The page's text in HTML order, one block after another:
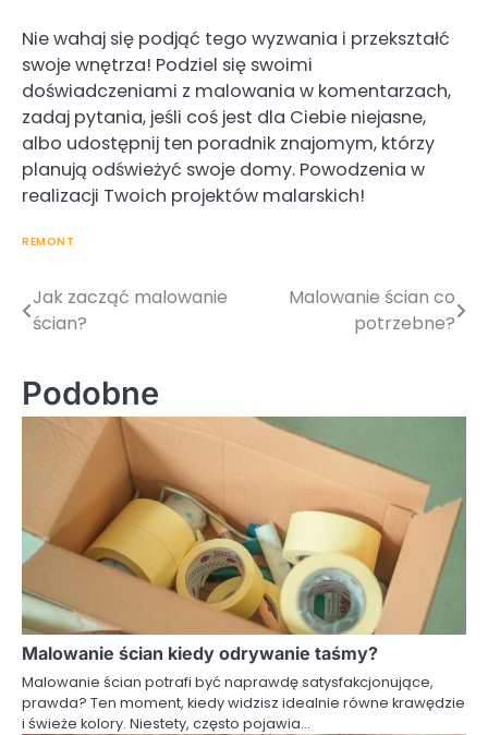
Nie wahaj się podjąć tego wyzwania i przekształć
swoje wnętrza! Podziel się swoimi
doświadczeniami z malowania w komentarzach,
zadaj pytania, jeśli coś jest dla Ciebie niejasne,
albo udostępnij ten poradnik znajomym, którzy
planują odświeżyć swoje domy. Powodzenia w
realizacji Twoich projektów malarskich!
REMONT
Nawigacja
Jak zacząć malowanie
ścian?
Malowanie ścian co
potrzebne?
Podobne
Malowanie ścian kiedy odrywanie taśmy?
Malowanie ścian potrafi być naprawdę satysfakcjonujące,
prawda? Ten moment, kiedy widzisz idealnie równe krawędzie
i świeże kolory. Niestety, często pojawia…